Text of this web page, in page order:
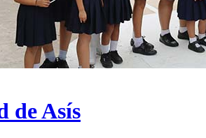
de Asís